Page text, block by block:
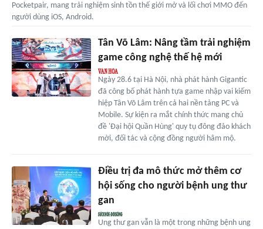
Pocketpair, mang trải nghiệm sinh tồn thế giới mở và lối chơi MMO đến
người dùng iOS, Android.
Tân Võ Lâm: Nâng tầm trải nghiệm
game công nghệ thế hệ mới
Ngày 28.6 tại Hà Nội, nhà phát hành Gigantic
đã công bố phát hành tựa game nhập vai kiếm
hiệp Tân Võ Lâm trên cả hai nền tảng PC và
Mobile. Sự kiện ra mắt chính thức mang chủ
đề 'Đại hội Quần Hùng' quy tụ đông đảo khách
mời, đối tác và cộng đồng người hâm mộ.
Điều trị đa mô thức mở thêm cơ
hội sống cho người bệnh ung thư
gan
Ung thư gan vẫn là một trong những bệnh ung